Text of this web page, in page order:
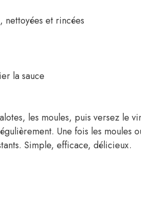
nettoyées et rincées
la sauce
les moules, puis versez le
Une fois les moules
Simple, efficace, délicieux.